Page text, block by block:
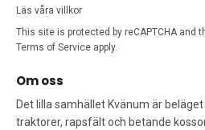
Läs våra villkor
This site is protected by reCAPTCHA and
Terms of Service apply.
Om oss
Det lilla samhället Kvänum är
traktorer, rapsfält och betande